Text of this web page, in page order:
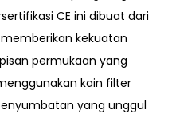
CE ini dibuat dari
kekuatan
permukaan yang
kain filter
yang unggul